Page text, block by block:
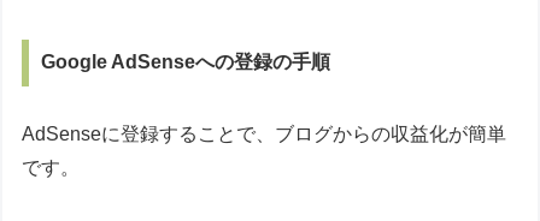
Google AdSenseへの登録の手順
AdSenseに登録することで、ブログからの収益化が簡単
です。